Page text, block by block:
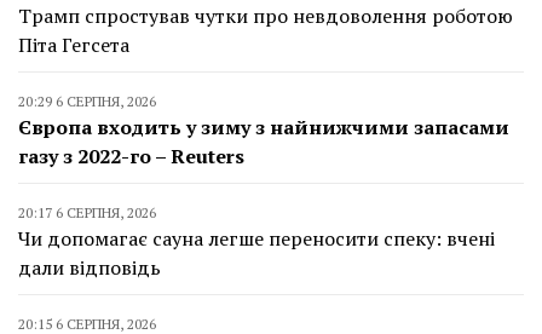
Трамп спростував чутки про невдоволення роботою
Піта Гегсета
20:29 6 СЕРПНЯ, 2026
Європа входить у зиму з найнижчими запасами
газу з 2022-го – Reuters
20:17 6 СЕРПНЯ, 2026
Чи допомагає сауна легше переносити спеку: вчені
дали відповідь
20:15 6 СЕРПНЯ, 2026